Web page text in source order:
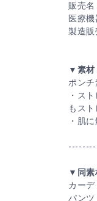
販売
医療
製造
〒
▼素材
ポンチ
・ス
もス
・肌
▼同素
カーデ
パンツ